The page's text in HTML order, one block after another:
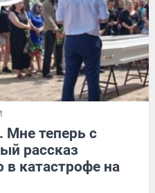
Мне теперь с
рассказ
катастрофе на